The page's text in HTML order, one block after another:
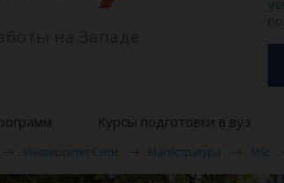
Курсы подготовки в вуз
Университет Сити Магистратура MSc